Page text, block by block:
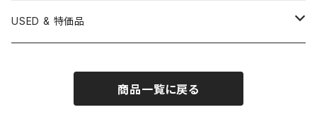
GRETSCH
ISTANBUL AGOP
ISTANBUL MEHMET
HAND PAN
TAMBOURINE
VIBRAPHONE
打楽器ソロ
GONG
Single Pedal
Hadware Kits
Clamps&Attachment
Rhythm & Drums magazine
PERCUSSION CASE
ACCESSORY
HI-HAT
ZIldjian 選定シンバル
2024年Pearl台湾ファクトリーツアー記念品
USED & 特価品
商品一覧に戻る